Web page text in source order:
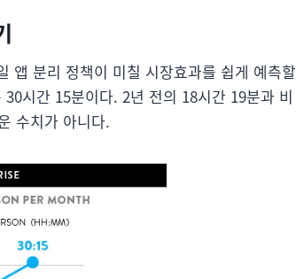
앱 분리 정책이 미칠 시장효과를 쉽게 예측할
시간 15분이다. 2년 전의 18시간 19분과 비
수치가 아니다.